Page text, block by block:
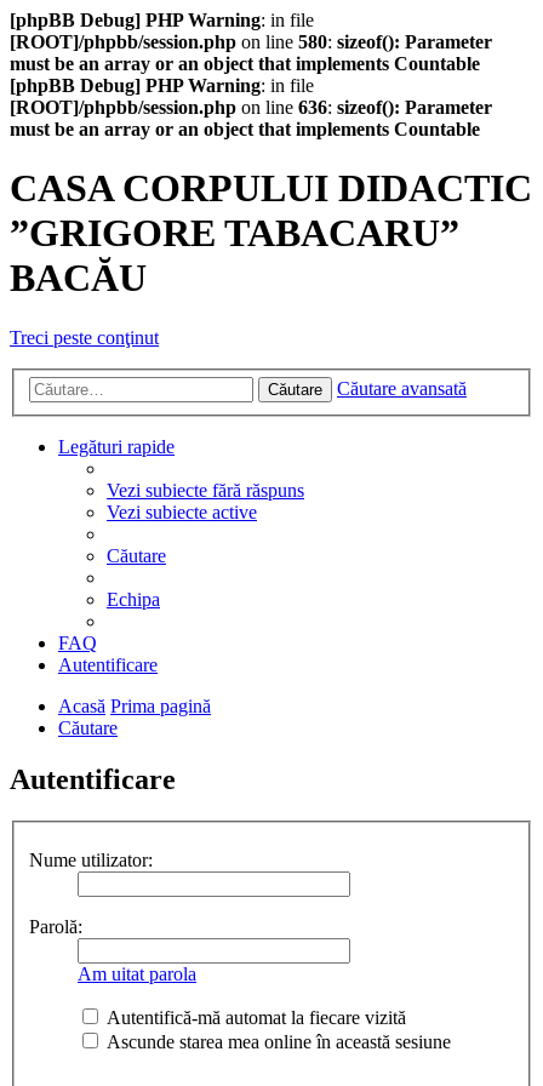
[phpBB Debug] PHP Warning: in file
[ROOT]/phpbb/session.php on line 580: sizeof(): Parameter
must be an array or an object that implements Countable
[phpBB Debug] PHP Warning: in file
[ROOT]/phpbb/session.php on line 636: sizeof(): Parameter
must be an array or an object that implements Countable
CASA CORPULUI DIDACTIC
”GRIGORE TABACARU”
BACĂU
Treci peste conţinut
Căutare Căutare avansată
Legături rapide
Vezi subiecte fără răspuns
Vezi subiecte active
Căutare
Echipa
FAQ
Autentificare
Acasă Prima pagină
Căutare
Autentificare
Nume utilizator:
Parolă:
Am uitat parola
Autentifică-mă automat la fiecare vizită
Ascunde starea mea online în această sesiune